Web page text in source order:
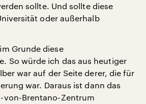
sollte. Und sollte diese
oder außerhalb
Grunde diese
So würde ich das aus heutiger
war auf der Seite derer, die für
war. Daraus ist dann das
von-Brentano-Zentrum